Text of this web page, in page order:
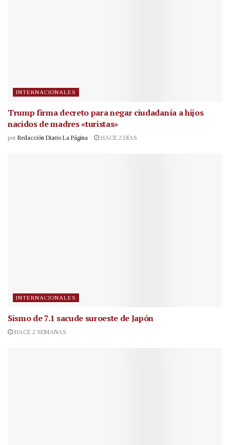
INTERNACIONALES
Trump firma decreto para negar ciudadanía a hijos
nacidos de madres «turistas»
por Redacción Diario La Página HACE 2 DÍAS
INTERNACIONALES
Sismo de 7.1 sacude suroeste de Japón
HACE 2 SEMANAS